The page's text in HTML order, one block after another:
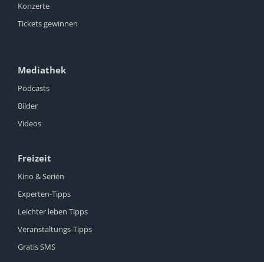
Konzerte
Tickets gewinnen
Mediathek
Podcasts
Bilder
Videos
Freizeit
Kino & Serien
Experten-Tipps
Leichter leben Tipps
Veranstaltungs-Tipps
Gratis SMS